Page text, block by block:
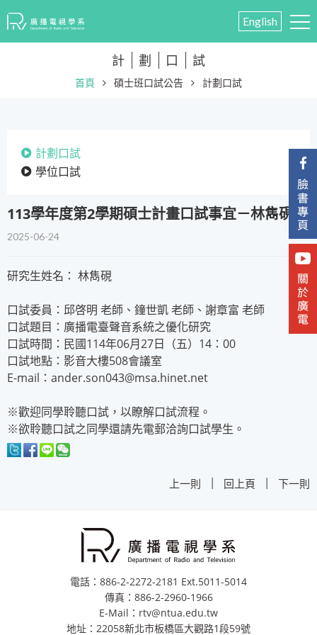
English
計 劃 口 試
首頁 碩士班口試公告 計劃口試
計劃口試
學位口試
​113學年度第2學期碩士計畫口試事宜－林雋硯
2025-06-24
研究生姓名： 林雋硯
口試委員：邱啓明 老師、鐘世凱 老師、謝章富 老師
口試題目：廣播電臺聲音系統之優化研究
口試時間：民國114年06月27日（五）14：00
口試地點：影音大樓508會議室
E-mail：ander.son043@msa.hinet.net
※歡迎同學聆聽口試，以瞭解口試流程。
※欲聆聽口試之同學還請先電郵洽詢口試學生。
上一則 | 回上頁 | 下一則
電話：886-2-2272-2181 Ext.5011-5014
傳真：886-2-2960-1966
E-Mail：rtv@ntua.edu.tw
地址：22058新北市板橋區大觀路1段59號